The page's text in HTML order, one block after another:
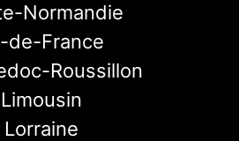
Normandie
de-France
Roussillon
Limousin
Lorraine